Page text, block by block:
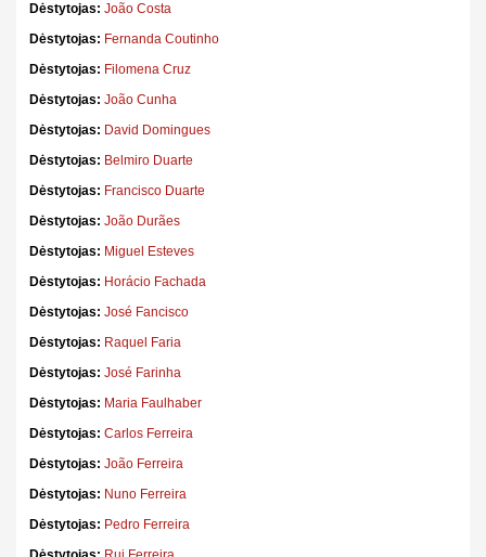
Dėstytojas:João Costa
Dėstytojas: Fernanda Coutinho
Dėstytojas: Filomena Cruz
Dėstytojas:João Cunha
Dėstytojas: David Domingues
Dėstytojas: Belmiro Duarte
Dėstytojas: Francisco Duarte
Dėstytojas:João Durães
Dėstytojas: Miguel Esteves
Dėstytojas: Horácio Fachada
Dėstytojas:José Fancisco
Dėstytojas: Raquel Faria
Dėstytojas:José Farinha
Dėstytojas: Maria Faulhaber
Dėstytojas:Carlos Ferreira
Dėstytojas:João Ferreira
Dėstytojas: Nuno Ferreira
Dėstytojas: Pedro Ferreira